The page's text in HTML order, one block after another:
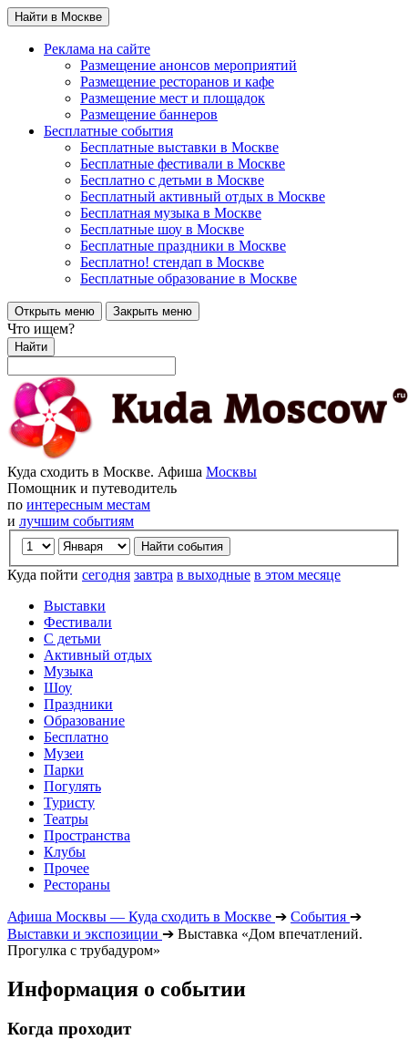
Найти в Москве
Реклама на сайте
Размещение анонсов мероприятий
Размещение ресторанов и кафе
Размещение мест и площадок
Размещение баннеров
Бесплатные события
Бесплатные выставки в Москве
Бесплатные фестивали в Москве
Бесплатно с детьми в Москве
Бесплатный активный отдых в Москве
Бесплатная музыка в Москве
Бесплатные шоу в Москве
Бесплатные праздники в Москве
Бесплатно! стендап в Москве
Бесплатные образование в Москве
Открыть меню Закрыть меню
Что ищем?
Найти
Куда сходить в Москве. Афиша Москвы
Помощник и путеводитель
по интересным местам
и лучшим событиям
Куда пойти сегодня завтра в выходные в этом месяце
Выставки
Фестивали
С детьми
Активный отдых
Музыка
Шоу
Праздники
Образование
Бесплатно
Музеи
Парки
Погулять
Туристу
Театры
Пространства
Клубы
Прочее
Рестораны
Афиша Москвы — Куда сходить в Москве ➔ События ➔
Выставки и экспозиции ➔ Выставка «Дом впечатлений.
Прогулка с трубадуром»
Информация о событии
Когда проходит